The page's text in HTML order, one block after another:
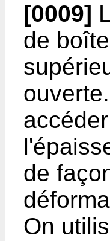
[0009]
de
de
On